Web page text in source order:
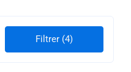
Filtrer (4)